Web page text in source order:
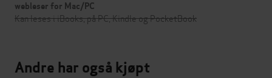
webleser for Mac/PC
Kan leses i iBooks, på PC, Kindle og PocketBook
Andre har også kjøpt